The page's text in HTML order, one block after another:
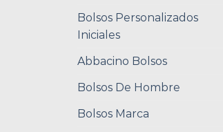
Bolsos Personalizados
Iniciales
Abbacino Bolsos
Bolsos De Hombre
Bolsos Marca